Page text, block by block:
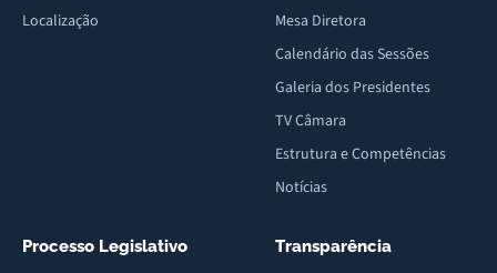
Localização
Mesa Diretora
Calendário das Sessões
Galeria dos Presidentes
TV Câmara
Estrutura e Competências
Notícias
Processo Legislativo Transparência